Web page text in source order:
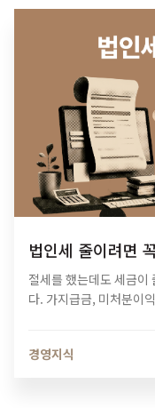
법인세 줄이려면
절세를 했는데도 세금이
다. 가지급금, 미처분이
경영지식